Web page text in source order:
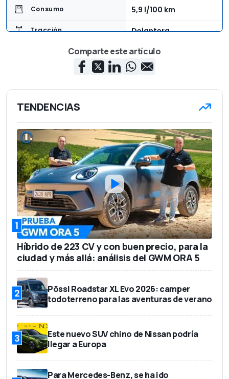
Consumo 5,9 l/100 km
Tracción Delantera
4,74 m
1,91 m
Número de asientos 5
Capacidad del maletero 668 l
Precio base 37.500 euros
Comparte este artículo
TENDENCIAS
1
Híbrido de 223 CV y con buen precio, para la
ciudad y más allá: análisis del GWM ORA 5
2
Pössl Roadstar XL Evo 2026: camper
todoterreno para las aventuras de verano
3
Este nuevo SUV chino de Nissan podría
llegar a Europa
Para Mercedes-Benz, se ha ido